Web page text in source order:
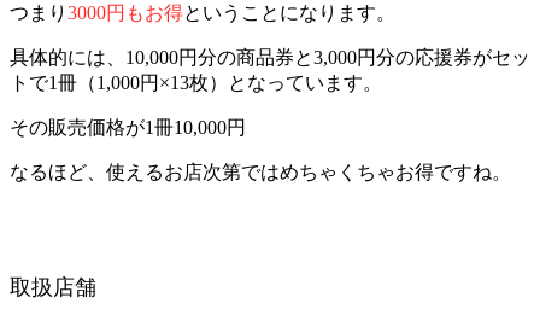
つまり 3000円もお得ということになります。
具体的には、10,000円分の商品券と3,000円分の応援券がセッ
トで1冊（1,000円×13枚）となっています。
その販売価格が1冊10,000円
なるほど、使えるお店次第ではめちゃくちゃお得ですね。
取扱店舗